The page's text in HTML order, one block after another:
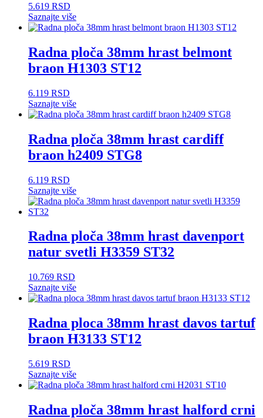
5.619 RSD
Saznajte više
Radna ploča 38mm hrast belmont
braon H1303 ST12
6.119 RSD
Saznajte više
Radna ploča 38mm hrast cardiff
braon h2409 STG8
6.119 RSD
Saznajte više
Radna ploča 38mm hrast davenport
natur svetli H3359 ST32
10.769 RSD
Saznajte više
Radna ploca 38mm hrast davos tartuf
braon H3133 ST12
5.619 RSD
Saznajte više
Radna ploča 38mm hrast halford crni